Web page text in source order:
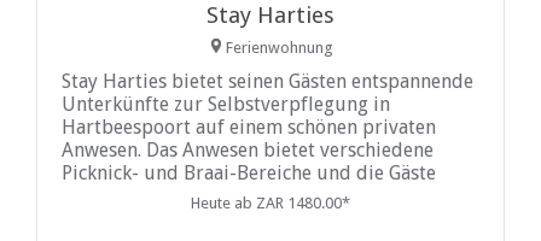
Stay Harties
Ferienwohnung
Stay Harties bietet seinen Gästen entspannende
Unterkünfte zur Selbstverpflegung in
Hartbeespoort auf einem schönen privaten
Anwesen. Das Anwesen bietet verschiedene
Picknick- und Braai-Bereiche und die Gäste
haben Zugang zu einem Spielzimmer mit ...
Heute ab ZAR 1480.00*